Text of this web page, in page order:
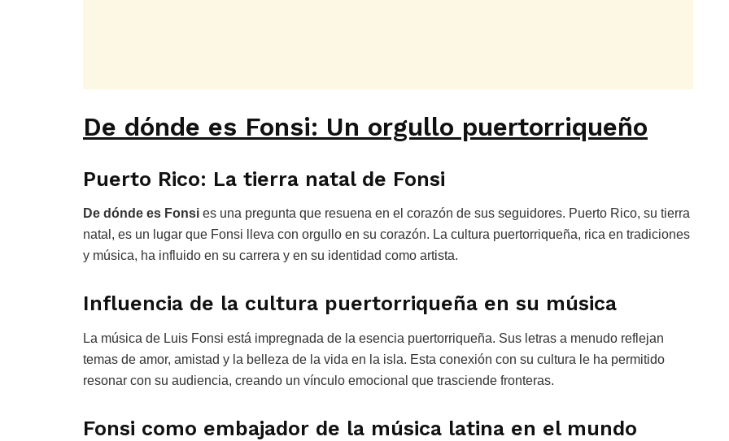
De dónde es Fonsi: Un orgullo puertorriqueño
Puerto Rico: La tierra natal de Fonsi
De dónde es Fonsi es una pregunta que resuena en el corazón de sus seguidores. Puerto Rico, su tierra
natal, es un lugar que Fonsi lleva con orgullo en su corazón. La cultura puertorriqueña, rica en tradiciones
y música, ha influido en su carrera y en su identidad como artista.
Influencia de la cultura puertorriqueña en su música
La música de Luis Fonsi está impregnada de la esencia puertorriqueña. Sus letras a menudo reflejan
temas de amor, amistad y la belleza de la vida en la isla. Esta conexión con su cultura le ha permitido
resonar con su audiencia, creando un vínculo emocional que trasciende fronteras.
Fonsi como embajador de la música latina en el mundo